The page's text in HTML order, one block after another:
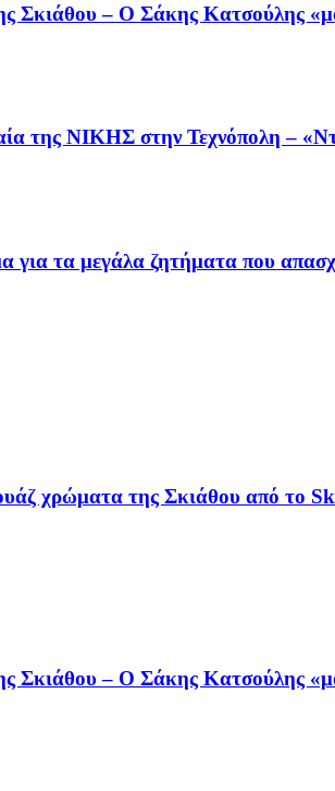
– Ο Σάκης Κατσούλης
της ΝΙΚΗΣ στην Τεχνόπολη –
για τα μεγάλα ζητήματα που
χρώματα της Σκιάθου από το
– Ο Σάκης Κατσούλης